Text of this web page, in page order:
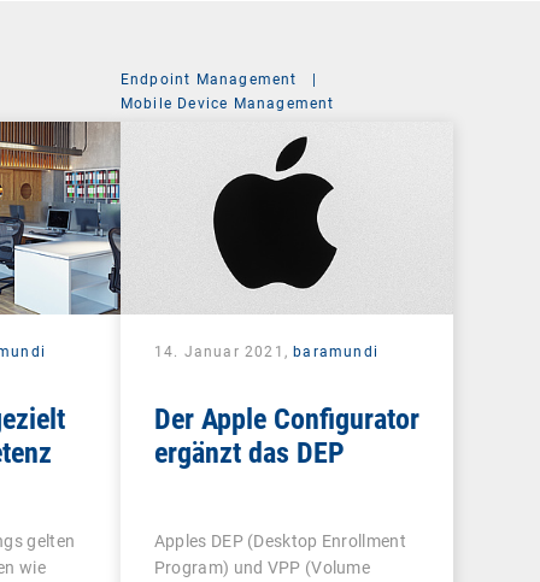
gelten
wie
Endpoint Management
Mobile Device Management
14. Januar 2021, baramundi
Der Apple Configurator
ergänzt das DEP
Apples DEP (Desktop Enrollment
Program) und VPP (Volume